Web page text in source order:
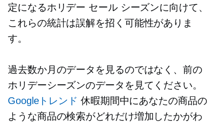
定になるホリデー セール シーズンに向けて、
これらの統計は誤解を招く可能性がありま
す。
過去数か月のデータを見るのではなく、前の
ホリデーシーズンのデータを見てください。
Googleトレンド 休暇期間中にあなたの商品の
ような商品の検索がどれだけ増加したかがわ